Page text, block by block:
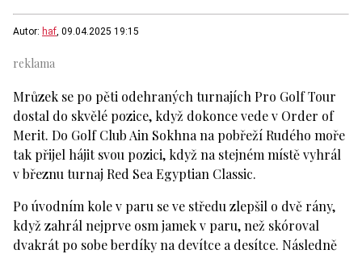
Autor: haf , 09.04.2025 19:15
Mrůzek se po pěti odehraných turnajích Pro Golf Tour
dostal do skvělé pozice, když dokonce vede v Order of
Merit. Do Golf Club Ain Sokhna na pobřeží Rudého moře
tak přijel hájit svou pozici, když na stejném místě vyhrál
v březnu turnaj Red Sea Egyptian Classic.
Po úvodním kole v paru se ve středu zlepšil o dvě rány,
když zahrál nejprve osm jamek v paru, než skóroval
dvakrát po sobe berdíky na devítce a desítce. Následně